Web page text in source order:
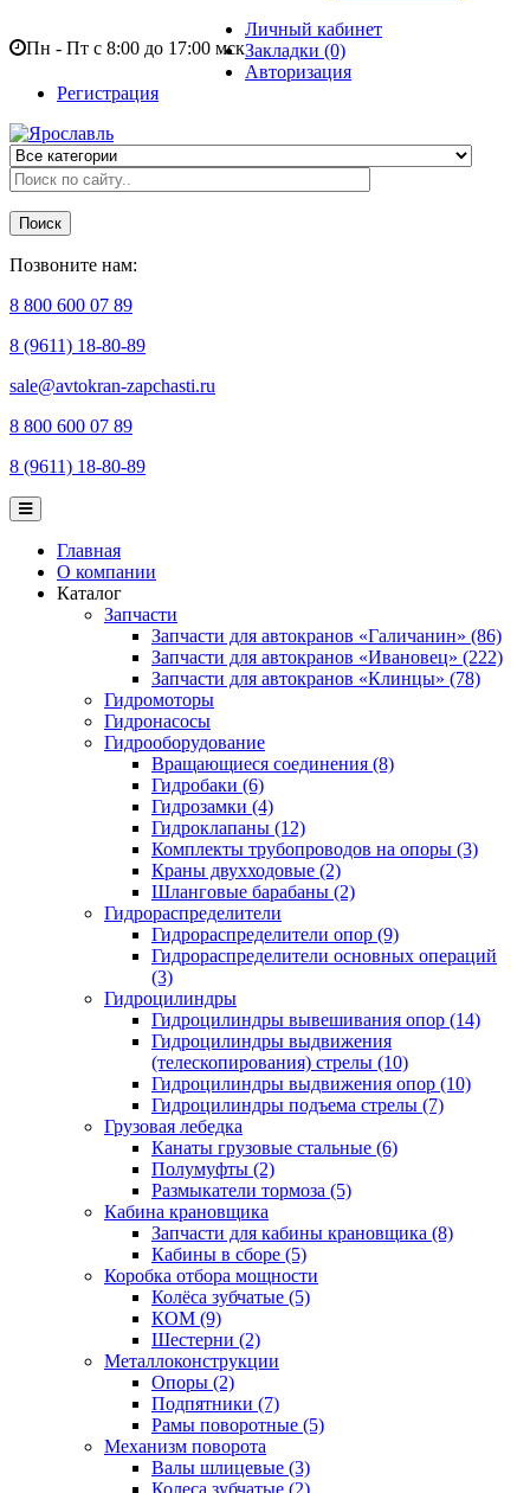
Пн - Пт с 8:00 до 17:00 мск
Личный кабинет
Закладки (0)
Авторизация
Регистрация
Поиск
Позвоните нам:
8 800 600 07 89
8 (9611) 18-80-89
sale@avtokran-zapchasti.ru
8 800 600 07 89
8 (9611) 18-80-89
Главная
О компании
Каталог
Запчасти
Запчасти для автокранов «Галичанин» (86)
Запчасти для автокранов «Ивановец» (222)
Запчасти для автокранов «Клинцы» (78)
Гидромоторы
Гидронасосы
Гидрооборудование
Вращающиеся соединения (8)
Гидробаки (6)
Гидрозамки (4)
Гидроклапаны (12)
Комплекты трубопроводов на опоры (3)
Краны двухходовые (2)
Шланговые барабаны (2)
Гидрораспределители
Гидрораспределители опор (9)
Гидрораспределители основных операций
(3)
Гидроцилиндры
Гидроцилиндры вывешивания опор (14)
Гидроцилиндры выдвижения
(телескопирования) стрелы (10)
Гидроцилиндры выдвижения опор (10)
Гидроцилиндры подъема стрелы (7)
Грузовая лебедка
Канаты грузовые стальные (6)
Полумуфты (2)
Размыкатели тормоза (5)
Кабина крановщика
Запчасти для кабины крановщика (8)
Кабины в сборе (5)
Коробка отбора мощности
Колёса зубчатые (5)
КОМ (9)
Шестерни (2)
Металлоконструкции
Опоры (2)
Подпятники (7)
Рамы поворотные (5)
Механизм поворота
Валы шлицевые (3)
Колеса зубчатые (2)